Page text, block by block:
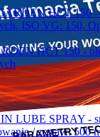
HCT 150 -